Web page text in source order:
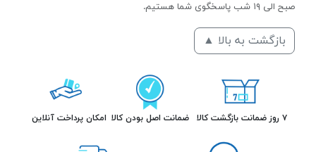
صبح الی ۱۹ شب پاسخگوی شما هستیم.
بازگشت به بالا ▲
۷ روز ضمانت بازگشت کالا ضمانت اصل بودن کالا امکان پرداخت آنلاین